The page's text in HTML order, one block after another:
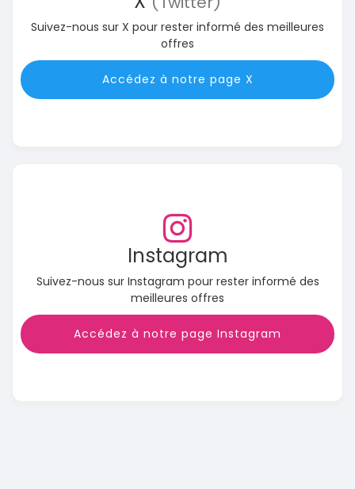
Suivez-nous sur X pour rester informé des meilleures
offres
Accédez à notre page X
Instagram
Suivez-nous sur Instagram pour rester informé des
meilleures offres
Accédez à notre page Instagram